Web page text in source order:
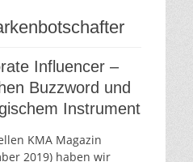
Influencer –
Buzzword und
Instrument
KMA Magazin
2019) haben wir